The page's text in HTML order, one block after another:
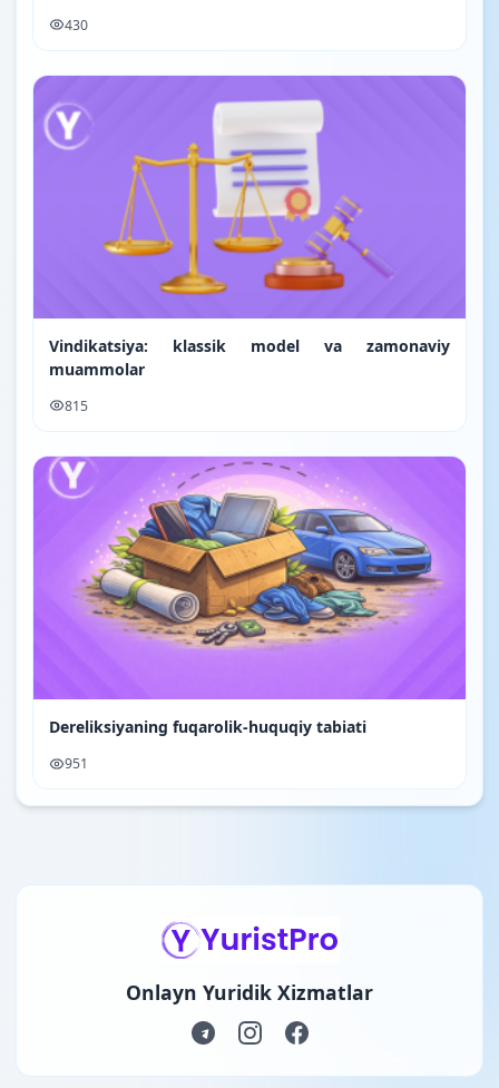
430
Vindikatsiya: klassik model va zamonaviy
muammolar
815
Dereliksiyaning fuqarolik-huquqiy tabiati
951
Onlayn Yuridik Xizmatlar